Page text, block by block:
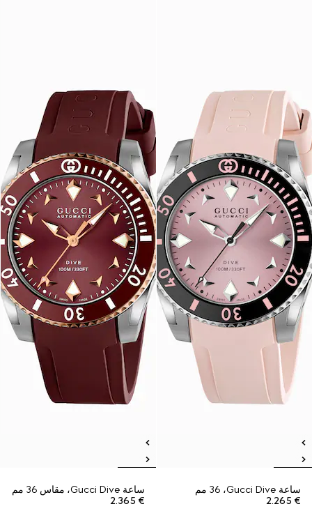
ساعة Gucci Dive، ‏36 مم
€ 2.265
ساعة Gucci Dive، مقاس 36 مم
€ 2.365